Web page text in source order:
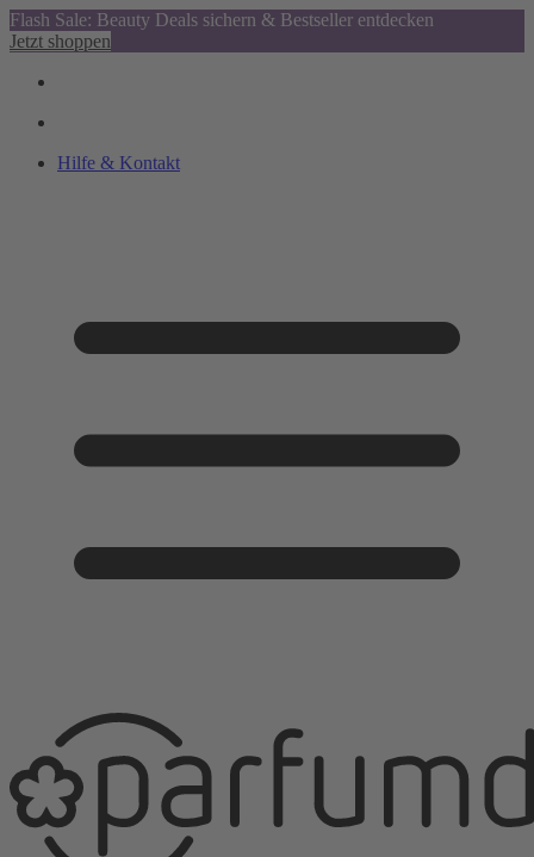
Flash Sale: Beauty Deals sichern & Bestseller entdecken
Jetzt shoppen
Hilfe & Kontakt